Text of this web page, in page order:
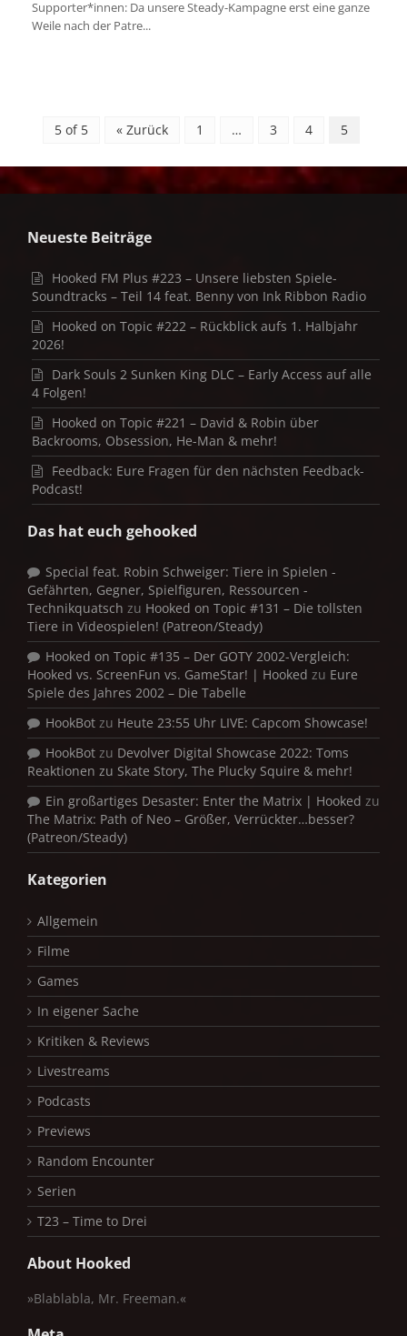
Supporter*innen: Da unsere Steady-Kampagne erst eine ganze
Weile nach der Patre...
5 of 5 « Zurück 1 … 3 4 5
Neueste Beiträge
Hooked FM Plus #223 – Unsere liebsten Spiele-
Soundtracks – Teil 14 feat. Benny von Ink Ribbon Radio
Hooked on Topic #222 – Rückblick aufs 1. Halbjahr
2026!
Dark Souls 2 Sunken King DLC – Early Access auf alle
4 Folgen!
Hooked on Topic #221 – David & Robin über
Backrooms, Obsession, He-Man & mehr!
Feedback: Eure Fragen für den nächsten Feedback-
Podcast!
Das hat euch gehooked
Special feat. Robin Schweiger: Tiere in Spielen -
Gefährten, Gegner, Spielfiguren, Ressourcen -
Technikquatsch zu Hooked on Topic #131 – Die tollsten
Tiere in Videospielen! (Patreon/Steady)
Hooked on Topic #135 – Der GOTY 2002-Vergleich:
Hooked vs. ScreenFun vs. GameStar! | Hooked zu Eure
Spiele des Jahres 2002 – Die Tabelle
HookBot zu Heute 23:55 Uhr LIVE: Capcom Showcase!
HookBot zu Devolver Digital Showcase 2022: Toms
Reaktionen zu Skate Story, The Plucky Squire & mehr!
Ein großartiges Desaster: Enter the Matrix | Hooked zu
The Matrix: Path of Neo – Größer, Verrückter…besser?
(Patreon/Steady)
Kategorien
Allgemein
Filme
Games
In eigener Sache
Kritiken & Reviews
Livestreams
Podcasts
Previews
Random Encounter
Serien
T23 – Time to Drei
About Hooked
»Blablabla, Mr. Freeman.«